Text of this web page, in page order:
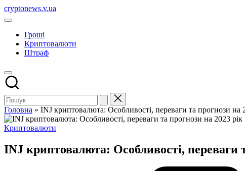
Перейти
до
cryptonews.v.ua
Актуальні
криптовалют,
аналітика,
курси,
та
гайди.
Гроші
Криптовалюти
Штраф
Головна » INJ криптовалюта: Особливості, переваги та прогнози на
Опубліковано
Криптовалюти
INJ криптовалюта: Особливості, переваги